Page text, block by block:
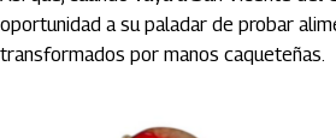
oportunidad a su paladar de probar
transformados por manos caqueteñas.